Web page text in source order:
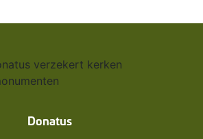
Donatus